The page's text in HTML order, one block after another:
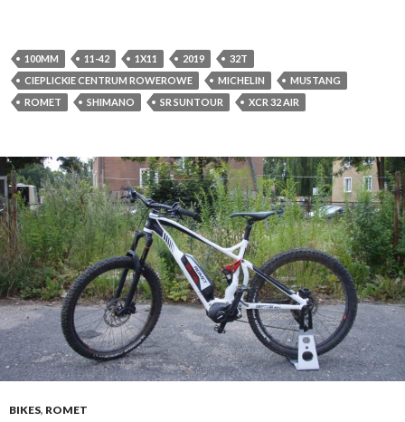
100MM 11-42 1X11 2019
32T
CIEPLICKIE CENTRUM ROWEROWE
MICHELIN
MUSTANG
ROMET
SHIMANO SR SUNTOUR XCR 32 AIR
BIKES, ROMET